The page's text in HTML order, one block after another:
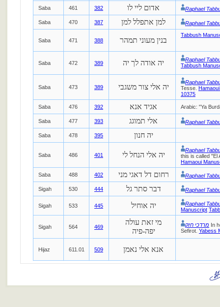
Saba 461 382 אדום ליי לו Raphael
Saba 470 387 למן אתפלל למן Raphael
Saba 471 388 בנין מעוני תמהר
Tabbush
Saba 472 389 יה אודה לך יה
Raphael
Tabbush
Saba 473 389 יה אלי צור משגבי
Raphael
Tesse.
10375
Saba 476 392 אגיד אנא Arabic: "Ya
Saba 477 393 אלי תמוגג Raphael
Saba 478 395 יה חנון
Saba 486 401 יה אלי הנחל לי
Raphael
this is called "El
Hamaoui
Saba 488 402 רחום דל דאגי מני Raphael
Sigah 530 444 דבר סתר גל Raphael
Sigah 533 445 יה אוחיל
Raphael
Manuscript
Sigah 564 469
מי זאת עולה
יפה-פיה
מרדכי חזק In
Sefirot. Yabess
Hijaz 611.01 509 אנא אלי נאמן